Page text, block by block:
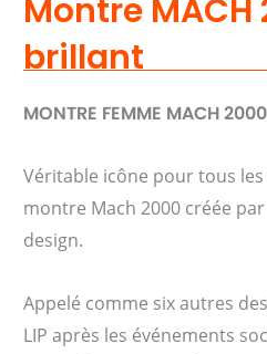
Montre
brillant
MONTRE FEMME MACH
Véritable icône pour tous
montre Mach 2000 créée
design.
Appelé comme six autres
LIP après les événements